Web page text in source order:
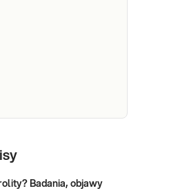
Wymaz ze skóry (bad.
mykologiczne
Badania, objawy